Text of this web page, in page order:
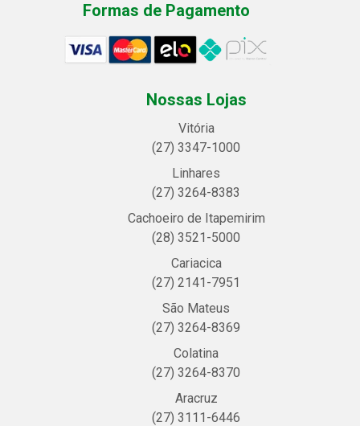
Formas de Pagamento
Nossas Lojas
Vitória
(27) 3347-1000
Linhares
(27) 3264-8383
Cachoeiro de Itapemirim
(28) 3521-5000
Cariacica
(27) 2141-7951
São Mateus
(27) 3264-8369
Colatina
(27) 3264-8370
Aracruz
(27) 3111-6446